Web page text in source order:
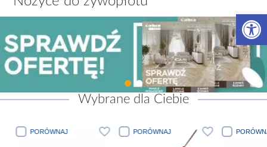
Otwórz
Wybrane dla Ciebie
PORÓWNAJ PORÓWNAJ